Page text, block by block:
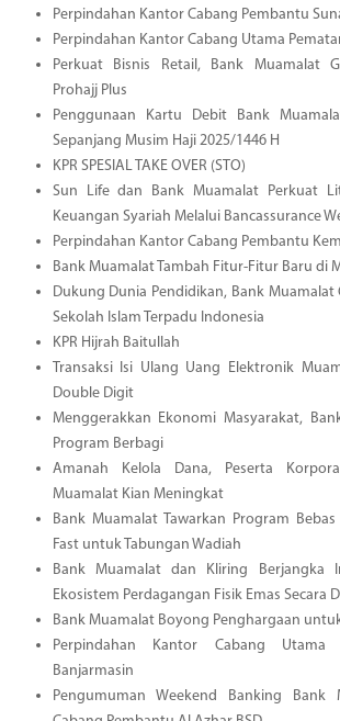
Perpindahan Kantor Cabang Pembantu
Perpindahan Kantor Cabang Utama
Perkuat Bisnis Retail, Bank Muamalat
Prohajj Plus
Penggunaan Kartu Debit Bank
Sepanjang Musim Haji 2025/1446 H
KPR SPESIAL TAKE OVER (STO)
Sun Life dan Bank Muamalat Perkuat
Keuangan Syariah Melalui Bancassurance
Perpindahan Kantor Cabang Pembantu
Bank Muamalat Tambah Fitur-Fitur Baru di
Dukung Dunia Pendidikan, Bank Muamalat
Sekolah Islam Terpadu Indonesia
KPR Hijrah Baitullah
Transaksi Isi Ulang Uang Elektronik
Double Digit
Menggerakkan Ekonomi Masyarakat,
Program Berbagi
Amanah Kelola Dana, Peserta
Muamalat Kian Meningkat
Bank Muamalat Tawarkan Program Bebas
Fast untuk Tabungan Wadiah
Bank Muamalat dan Kliring Berjangka
Ekosistem Perdagangan Fisik Emas Secara
Bank Muamalat Boyong Penghargaan
Perpindahan Kantor Cabang Utama
Banjarmasin
Pengumuman Weekend Banking Bank